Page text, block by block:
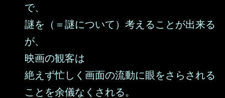
で、
謎を（＝謎について）考えることが出来る
が、
映画の観客は
絶えず忙しく画面の流動に眼をさらされる
ことを余儀なくされる。